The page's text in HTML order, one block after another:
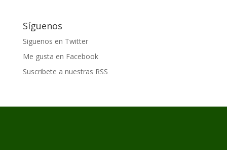
Síguenos
Siguenos en Twitter
Me gusta en Facebook
Suscribete a nuestras RSS